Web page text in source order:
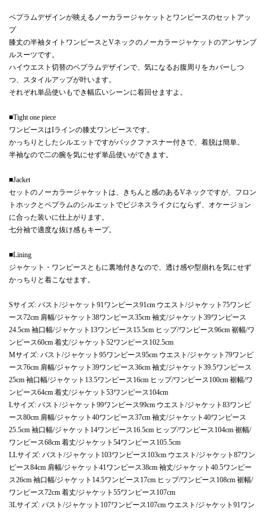
ペプラムデザインが映えるノーカラージャケットとワンピースのセットアッ
プ
膝丈の半袖タイトワンピースとVネックのノーカラージャケットのアンサンブ
ルスーツです。
ハイウエスト切替のペプラムデザインで、気になるお腹周りをカバーしつ
つ、スタイルアップが叶います。
それぞれ単品使いもでき幅広いシーンに着回せますよ。
■Tight one piece
ワンピースはIラインの膝丈ワンピースです。
かっちりとしたシルエットですがバックファスナー付きで、着脱は簡単。
半袖なので二の腕を気にせず単品使いができます。
■Jacket
セットのノーカラージャケットは、きちんと感のあるVネックですが、フロン
トホックとペプラムのシルエットでビジネスライクにならず、オケージョン
に合った装いに仕上がります。
七分袖で適度な抜け感もキープ。
■Lining
ジャケット・ワンピースともに裏地付きなので、透け感や型崩れを気にせず
かっちりと着こなせます。
Sサイズ: バスト/ジャケット91ワンピース91cm ウエスト/ジャケット75ワンピ
ース72cm 肩幅/ジャケット38ワンピース35cm 袖丈/ジャケット39ワンピース
24.5cm 袖口幅/ジャケット13ワンピース15.5cm ヒップ/ワンピース96cm 裾幅/ワ
ンピース60cm 着丈/ジャケット52ワンピース102.5cm
Mサイズ: バスト/ジャケット95ワンピース95cm ウエスト/ジャケット79ワンピ
ース76cm 肩幅/ジャケット39ワンピース36cm 袖丈/ジャケット39.5ワンピース
25cm 袖口幅/ジャケット13.5ワンピース16cm ヒップ/ワンピース100cm 裾幅/ワ
ンピース64cm 着丈/ジャケット53ワンピース104cm
Lサイズ: バスト/ジャケット99ワンピース99cm ウエスト/ジャケット83ワンピ
ース80cm 肩幅/ジャケット40ワンピース37cm 袖丈/ジャケット40ワンピース
25.5cm 袖口幅/ジャケット14ワンピース16.5cm ヒップ/ワンピース104cm 裾幅/
ワンピース68cm 着丈/ジャケット54ワンピース105.5cm
LLサイズ: バスト/ジャケット103ワンピース103cm ウエスト/ジャケット87ワン
ピース84cm 肩幅/ジャケット41ワンピース38cm 袖丈/ジャケット40.5ワンピー
ス26cm 袖口幅/ジャケット14.5ワンピース17cm ヒップ/ワンピース108cm 裾幅/
ワンピース72cm 着丈/ジャケット55ワンピース107cm
3Lサイズ: バスト/ジャケット107ワンピース107cm ウエスト/ジャケット91ワン